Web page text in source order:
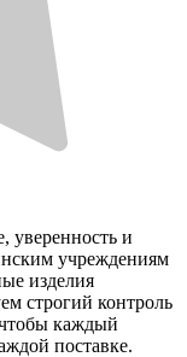
уверенность и
учреждениям
изделия
строгий контроль
каждый
поставке.